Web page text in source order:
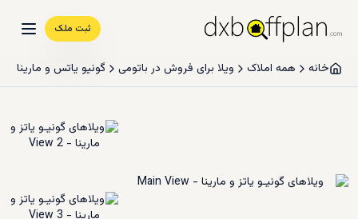
ثبت ملک
خانه همه املاک ویلا برای فروش در باتومی گونیو یاتس و مارینا